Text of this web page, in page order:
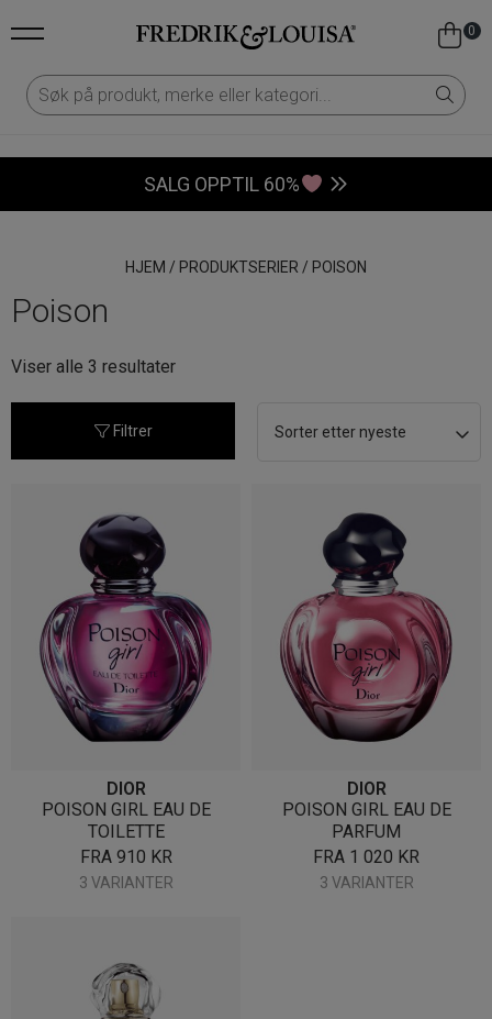
0
SALG OPPTIL 60%
HJEM / PRODUKTSERIER / POISON
Poison
Viser alle 3 resultaterSortert
Filtrer
DIOR
POISON GIRL EAU DE
TOILETTE
FRA 910 KR
3 VARIANTER
DIOR
POISON GIRL EAU DE
PARFUM
FRA 1 020 KR
3 VARIANTER